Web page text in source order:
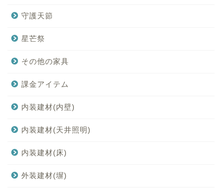
守護天節
星芒祭
その他の家具
課金アイテム
内装建材(内壁)
内装建材(天井照明)
内装建材(床)
外装建材(塀)